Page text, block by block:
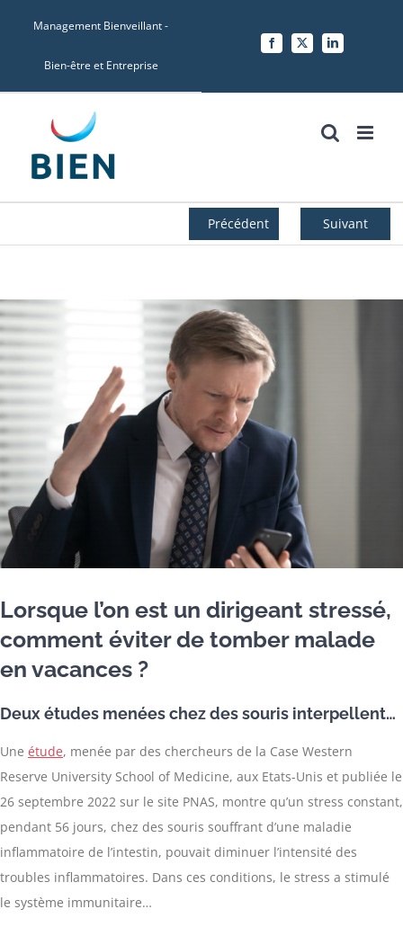
Management Bienveillant -
Bien-être et Entreprise
Facebook
X LinkedIn
Précédent Suivant
Voir
l'image
agrandie
Lorsque l’on est un dirigeant stressé,
comment éviter de tomber malade
en vacances ?
Deux études menées chez des souris interpellent…
Une étude, menée par des chercheurs de la Case Western
Reserve University School of Medicine, aux Etats-Unis et publiée le
26 septembre 2022 sur le site PNAS, montre qu’un stress constant,
pendant 56 jours, chez des souris souffrant d’une maladie
inflammatoire de l’intestin, pouvait diminuer l’intensité des
troubles inflammatoires. Dans ces conditions, le stress a stimulé
le système immunitaire…